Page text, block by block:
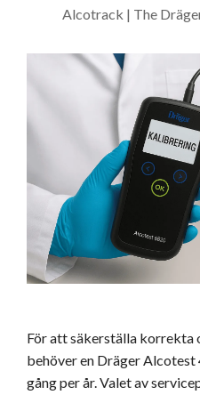
Alcotrack | The
För att säkerställa
behöver en Dräger
gång per år. Valet av